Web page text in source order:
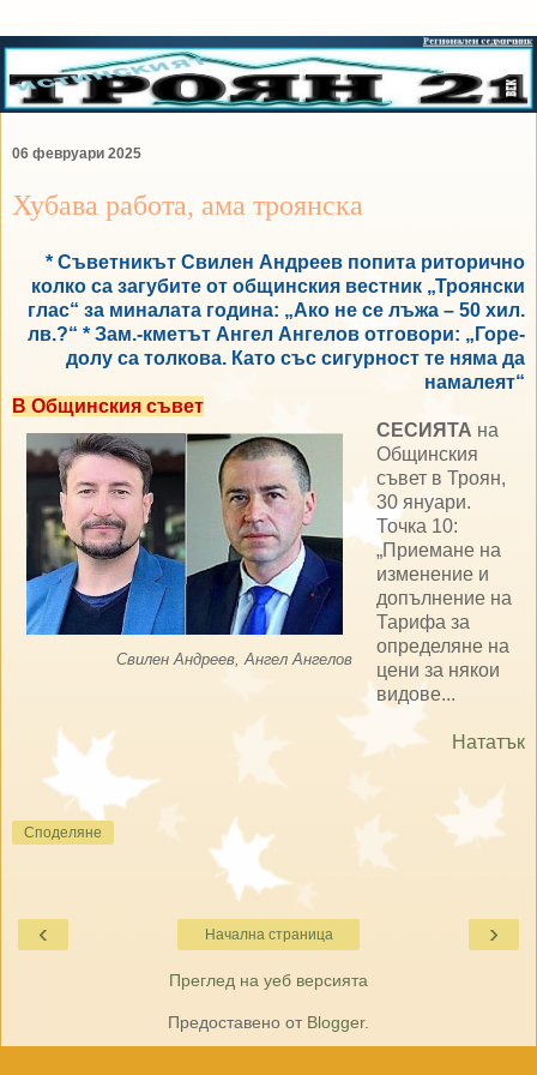
06 февруари 2025
Хубава работа, ама троянска
* Съветникът Свилен Андреев попита риторично
колко са загубите от общинския вестник „Троянски
глас“ за миналата година: „Ако не се лъжа – 50 хил.
лв.?“ * Зам.-кметът Ангел Ангелов отговори: „Горе-
долу са толкова. Като със сигурност те няма да
намалеят“
В Общинския съвет
Свилен Андреев, Ангел Ангелов
СЕСИЯТА на
Общинския
съвет в Троян,
30 януари.
Точка 10:
„Приемане на
изменение и
допълнение на
Тарифа за
определяне на
цени за някои
видове...
Нататък
Споделяне
‹ ›
Начална страница
Преглед на уеб версията
Предоставено от Blogger.